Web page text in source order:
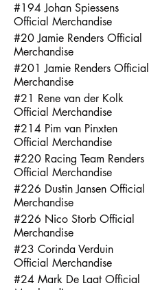
#194 Johan Spiessens
Official Merchandise
#20 Jamie Renders Official
Merchandise
#201 Jamie Renders Official
Merchandise
#21 Rene van der Kolk
Official Merchandise
#214 Pim van Pinxten
Official Merchandise
#220 Racing Team Renders
Official Merchandise
#226 Dustin Jansen Official
Merchandise
#226 Nico Storb Official
Merchandise
#23 Corinda Verduin
Official Merchandise
#24 Mark De Laat Official